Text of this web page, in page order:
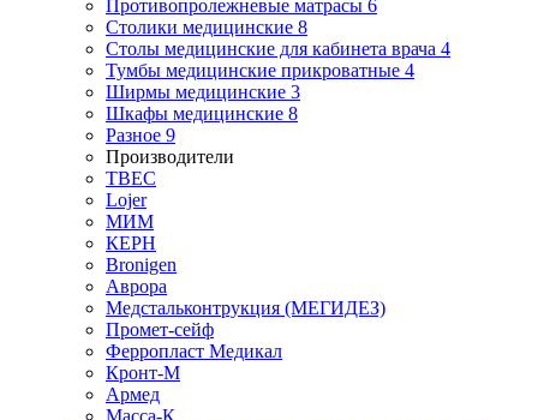
Противопролежневые матрасы 6
Столики медицинские 8
Столы медицинские для кабинета врача 4
Тумбы медицинские прикроватные 4
Ширмы медицинские 3
Шкафы медицинские 8
Разное 9
Производители
ТВЕС
Lojer
МИМ
КЕРН
Bronigen
Аврора
Медстальконтрукция (МЕГИДЕЗ)
Промет-сейф
Ферропласт Медикал
Кронт-М
Армед
Масса-К